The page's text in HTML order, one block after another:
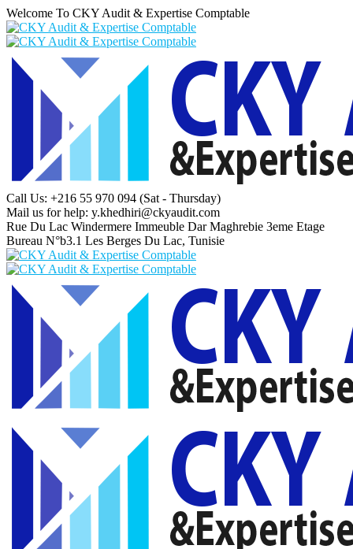
Welcome To CKY Audit & Expertise Comptable
Call Us: +216 55 970 094 (Sat - Thursday)
Mail us for help: y.khedhiri@ckyaudit.com
Rue Du Lac Windermere Immeuble Dar Maghrebie 3eme Etage
Bureau N°b3.1 Les Berges Du Lac, Tunisie